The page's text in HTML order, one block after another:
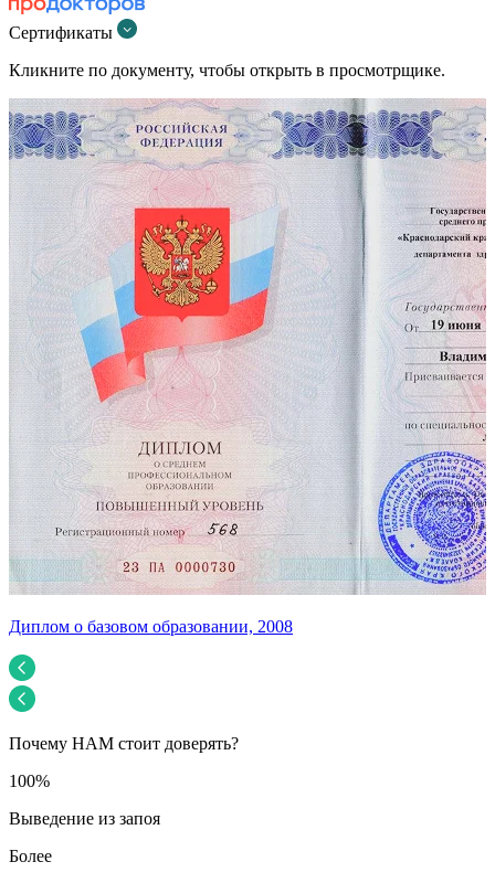
Сертификаты
Кликните по документу, чтобы открыть в просмотрщике.
Диплом о базовом образовании, 2008
Почему НАМ стоит доверять?
100%
Выведение из запоя
Более